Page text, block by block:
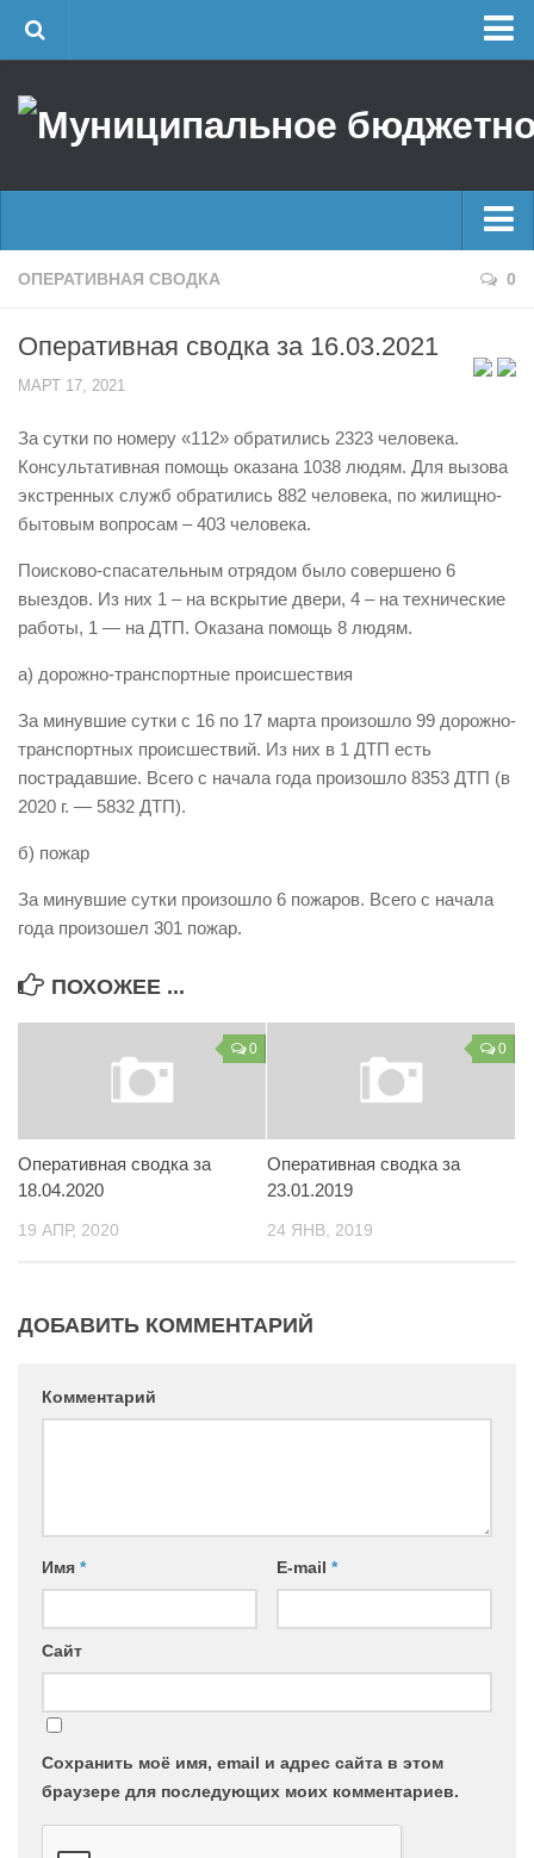
Об учреждении
Районные УГЗ
Поисково-спасательный отряд г. Уфы
Центр размещения пострадавших
Отчеты о реализации муниципальных программ
История
Виды деятельности
Обслуживание опасных производственных объектов
УГЗ рекомендует
Памятки населению
Как стать спасателем
Уголок гражданской обороны
Пресс-центр
Конкурсы
Обращения
Вакансии
Главные новости
Оперативная сводка
Половодье
Купальный сезон
ОПЕРАТИВНАЯ СВОДКА 0
Оперативная сводка за 16.03.2021
МАРТ 17, 2021
За сутки по номеру «112» обратились 2323 человека.
Консультативная помощь оказана 1038 людям. Для вызова
экстренных служб обратились 882 человека, по жилищно-
бытовым вопросам – 403 человека.
Поисково-спасательным отрядом было совершено 6
выездов. Из них 1 – на вскрытие двери, 4 – на технические
работы, 1 — на ДТП. Оказана помощь 8 людям.
а) дорожно-транспортные происшествия
За минувшие сутки с 16 по 17 марта произошло 99 дорожно-
транспортных происшествий. Из них в 1 ДТП есть
пострадавшие. Всего с начала года произошло 8353 ДТП (в
2020 г. — 5832 ДТП).
б) пожар
За минувшие сутки произошло 6 пожаров. Всего с начала
года произошел 301 пожар.
ПОХОЖЕЕ ...
0
Оперативная сводка за
18.04.2020
19 АПР, 2020
0
Оперативная сводка за
23.01.2019
24 ЯНВ, 2019
ДОБАВИТЬ КОММЕНТАРИЙ
Комментарий
Имя * E-mail *
Сайт
Сохранить моё имя, email и адрес сайта в этом
браузере для последующих моих комментариев.